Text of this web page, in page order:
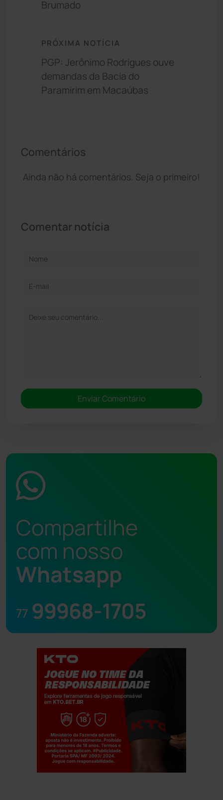
Brumado
PRÓXIMA NOTÍCIA
PGP: Jerônimo Rodrigues ouve
demandas da Bacia do
Paramirim em Macaúbas
Comentários
Ainda não há comentários. Seja o primeiro!
Comentar notícia
Compartilhe
com nosso
Whatsapp
77 99968-1705